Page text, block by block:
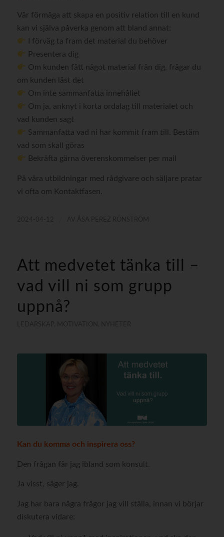
Vår förmåga att skapa en positiv relation till en kund
kan vi själva påverka genom att bland annat:
I förväg ta fram det material du behöver
Presentera dig
Om kunden fått något material från dig, frågar du
om kunden läst det
Om inte sammanfatta innehållet
Om ja, anknyt i korta ordalag till materialet och
vad kunden sagt
Sammanfatta vad ni har kommit fram till. Bestäm
vad som skall göras
Bekräfta gärna överenskommelser per mail
På våra utbildningar med rådgivare och säljare pratar
vi ofta om Kontaktfasen.
Att medvetet tänka till –
vad vill ni som grupp
uppnå?
Kan du komma och inspirera oss?
Den frågan får jag ibland som konsult.
Ja visst, säger jag.
Jag har bara några frågor jag vill ställa, innan vi börjar
diskutera vidare: